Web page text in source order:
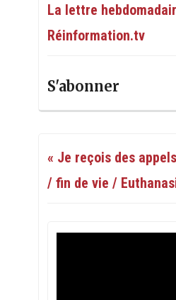
La lettre
Réinformation.tv
S'abonner
« Je reçois des
/ fin de vie /